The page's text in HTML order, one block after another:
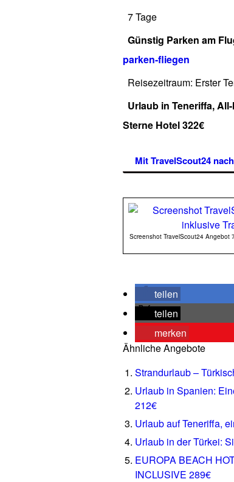
7 Tage
Günstig Parken am
parken-fliegen
Reisezeitraum: Erster
Urlaub in Teneriffa,
Sterne Hotel 322€
Mit TravelScout24
Screenshot TravelScout24 Angebot
teilen
teilen
merken
Ähnliche Angebote
Strandurlaub –
Urlaub in Spanien:
212€
Urlaub auf Teneriffa,
Urlaub in der Türkei:
EUROPA BEACH
INCLUSIVE 289€